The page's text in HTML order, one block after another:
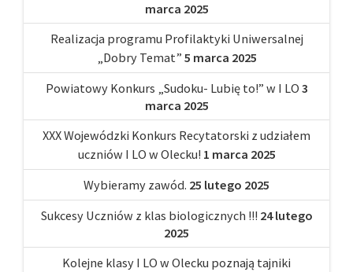
marca 2025
Realizacja programu Profilaktyki Uniwersalnej
„Dobry Temat” 5 marca 2025
Powiatowy Konkurs „Sudoku- Lubię to!” w I LO 3
marca 2025
XXX Wojewódzki Konkurs Recytatorski z udziałem
uczniów I LO w Olecku! 1 marca 2025
Wybieramy zawód. 25 lutego 2025
Sukcesy Uczniów z klas biologicznych !!! 24 lutego
2025
Kolejne klasy I LO w Olecku poznają tajniki